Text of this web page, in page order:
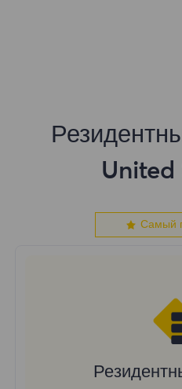
United
Самый